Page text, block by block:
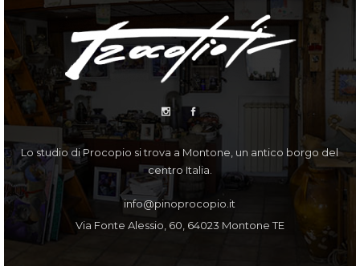
Lo studio di Procopio si trova a Montone, un antico borgo del
centro Italia.
info@pinoprocopio.it
Via Fonte Alessio, 60, 64023 Montone TE